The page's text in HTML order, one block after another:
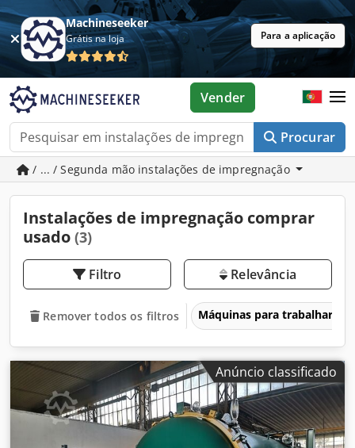
Machineseeker
Grátis na loja Para a aplicação
Procurar
Vender
/ ... / Segunda mão instalações de impregnação
Instalações de impregnação comprar
usado (3)
Filtro Relevância
Remover todos os filtros Máquinas para trabalhar
Anúncio classificado